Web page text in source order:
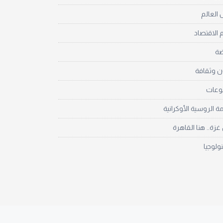
العالم
الاقتصاد
وثقافة
الروسية الأوكرانية
هنا القاهرة